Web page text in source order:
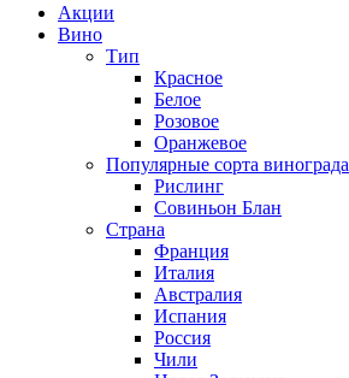
Акции
Вино
Тип
Красное
Белое
Розовое
Оранжевое
Популярные сорта винограда
Рислинг
Совиньон Блан
Страна
Франция
Италия
Австралия
Испания
Россия
Чили